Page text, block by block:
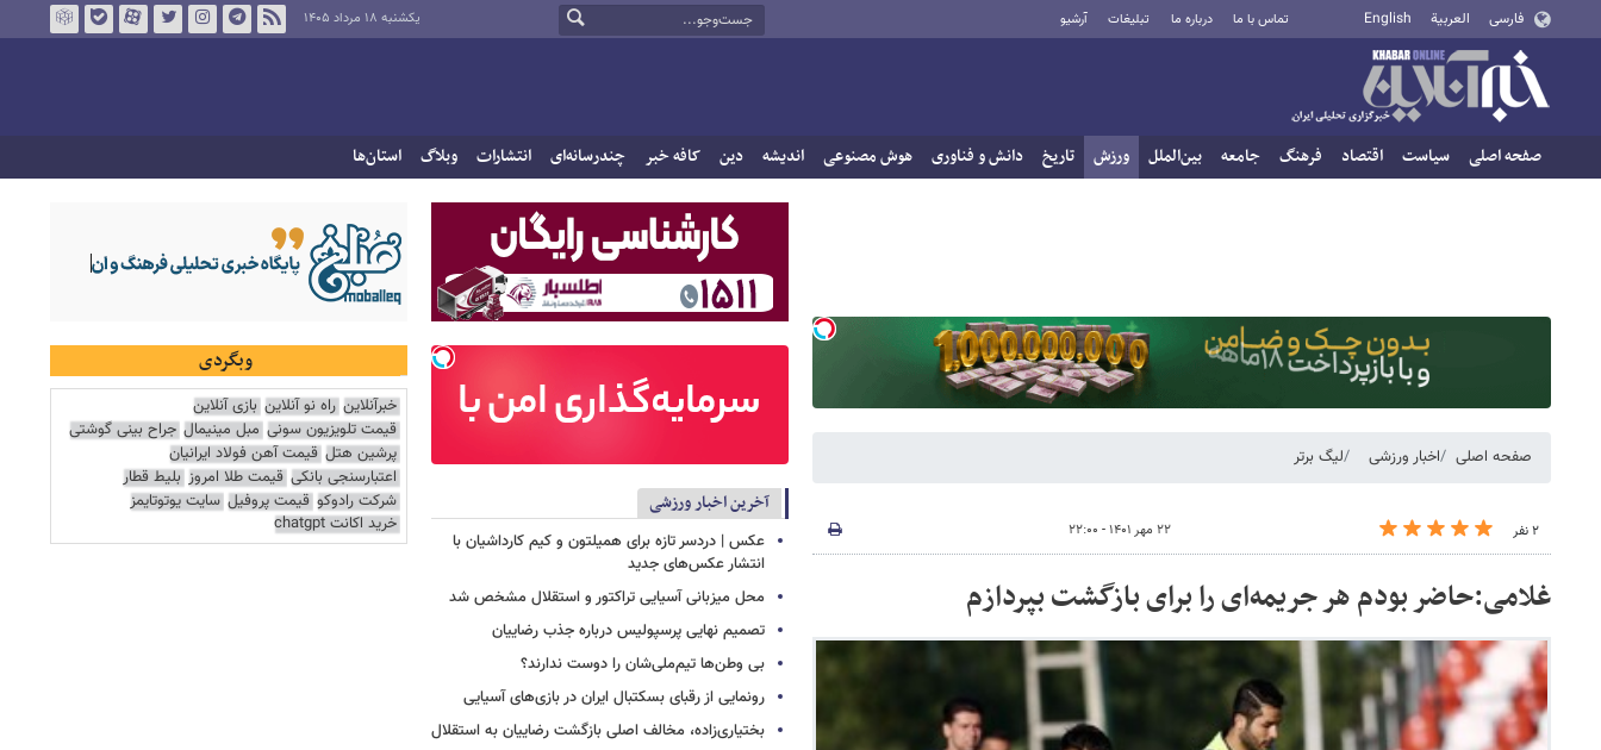
فارسی العربية English تماس با ما درباره ما تبلیغات آرشیو یکشنبه ۱۸ مرداد ۱۴۰۵
صفحه اصلی سیاست اقتصاد فرهنگ جامعه بین‌الملل ورزش تاریخ دانش و فناوری هوش مصنوعی اندیشه دین کافه خبر چندرسانه‌ای انتشارات وبلاگ استان‌ها
صفحه اصلی اخبار ورزشی لیگ برتر
۲ نفر ۲۲ مهر ۱۴۰۱ - ۲۲:۰۰
غلامی:حاضر بودم هر جریمه‌ای را برای بازگشت بپردازم
آخرین اخبار ورزشی
عکس | دردسر تازه برای همیلتون و کیم کارداشیان با
انتشار عکس‌های جدید
محل میزبانی آسیایی تراکتور و استقلال مشخص شد
تصمیم نهایی پرسپولیس درباره جذب رضاییان
بی وطن‌ها تیم‌ملی‌شان را دوست ندارند؟
رونمایی از رقبای بسکتبال ایران در بازی‌های آسیایی
بختیاری‌زاده، مخالف اصلی بازگشت رضاییان به استقلال
وبگردی
خبرآنلاین راه نو آنلاین بازی آنلاین
قیمت تلویزیون سونی مبل مینیمال جراح بینی گوشتی
پرشین هتل قیمت آهن فولاد ایرانیان
اعتبارسنجی بانکی قیمت طلا امروز بلیط قطار
شرکت رادوکو قیمت پروفیل سایت یوتوتایمز
خرید اکانت chatgpt